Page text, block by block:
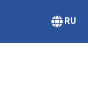
RU